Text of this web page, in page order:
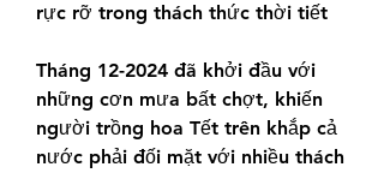
rực rỡ trong thách thức thời tiết
Tháng 12-2024 đã khởi đầu với
những cơn mưa bất chợt, khiến
người trồng hoa Tết trên khắp cả
nước phải đối mặt với nhiều thách